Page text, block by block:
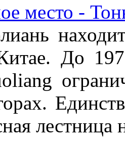
место -
До
лестница